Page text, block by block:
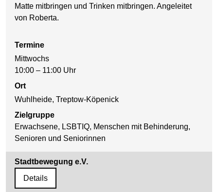
Matte mitbringen und Trinken mitbringen. Angeleitet
von Roberta.
Termine
Mittwochs
10:00 – 11:00 Uhr
Ort
Wuhlheide, Treptow-Köpenick
Zielgruppe
Erwachsene, LSBTIQ, Menschen mit Behinderung,
Senioren und Seniorinnen
Stadtbewegung e.V.
Details